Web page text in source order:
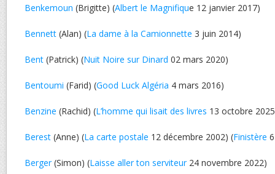
Benkemoun (Brigitte) (Albert le Magnifique 12 janvier 2017)
Bennett (Alan) (La dame à la Camionnette 3 juin 2014)
Bent (Patrick) (Nuit Noire sur Dinard 02 mars 2020)
Bentoumi (Farid) (Good Luck Algéria 4 mars 2016)
Benzine (Rachid) (L’homme qui lisait des livres 13 octobre
Berest (Anne) (La carte postale 12 décembre 2002) (Finistère
Berger(Simon) (Laisse aller ton serviteur24 novembre 2022)